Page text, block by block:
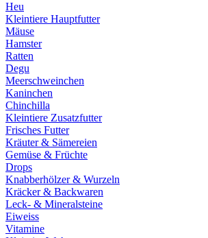
Heu
Kleintiere Hauptfutter
Mäuse
Hamster
Ratten
Degu
Meerschweinchen
Kaninchen
Chinchilla
Kleintiere Zusatzfutter
Frisches Futter
Kräuter & Sämereien
Gemüse & Früchte
Drops
Knabberhölzer & Wurzeln
Kräcker & Backwaren
Leck- & Mineralsteine
Eiweiss
Vitamine